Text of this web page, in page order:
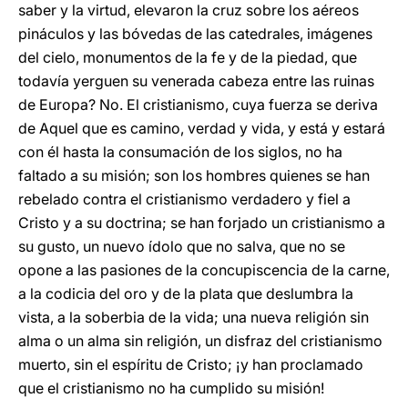
saber y la virtud, elevaron la cruz sobre los aéreos
pináculos y las bóvedas de las catedrales, imágenes
del cielo, monumentos de la fe y de la piedad, que
todavía yerguen su venerada cabeza entre las ruinas
de Europa? No. El cristianismo, cuya fuerza se deriva
de Aquel que es camino, verdad y vida, y está y estará
con él hasta la consumación de los siglos, no ha
faltado a su misión; son los hombres quienes se han
rebelado contra el cristianismo verdadero y fiel a
Cristo y a su doctrina; se han forjado un cristianismo a
su gusto, un nuevo ídolo que no salva, que no se
opone a las pasiones de la concupiscencia de la carne,
a la codicia del oro y de la plata que deslumbra la
vista, a la soberbia de la vida; una nueva religión sin
alma o un alma sin religión, un disfraz del cristianismo
muerto, sin el espíritu de Cristo; ¡y han proclamado
que el cristianismo no ha cumplido su misión!